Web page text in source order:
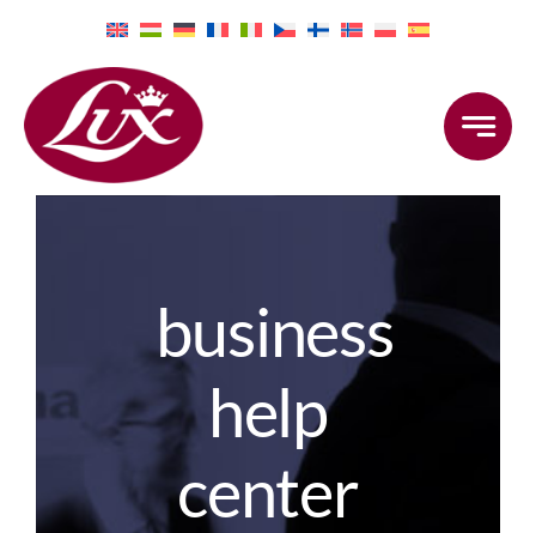
content
business
help
center